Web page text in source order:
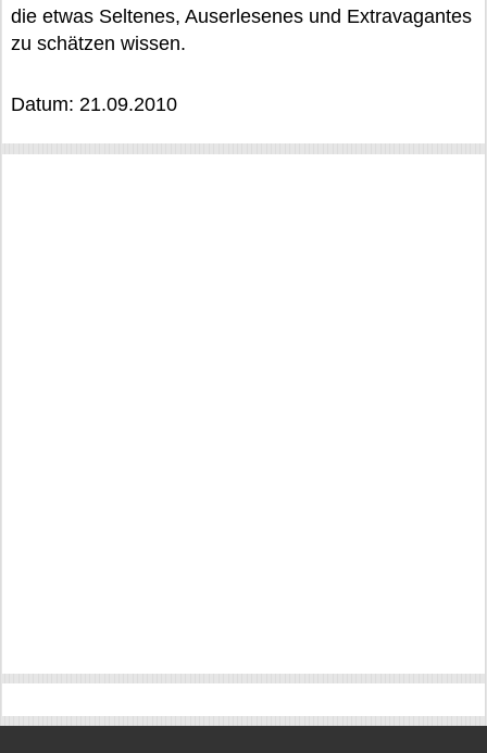
die etwas Seltenes, Auserlesenes und Extravagantes
zu schätzen wissen.
Datum: 21.09.2010